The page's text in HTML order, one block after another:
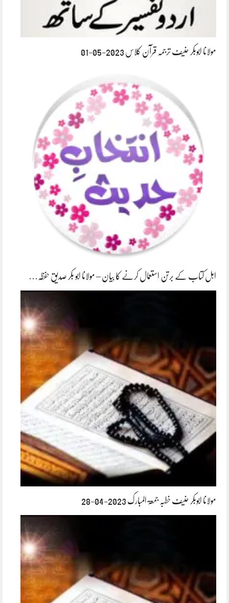
مولانا ابوبکر حنیف ترجمہ قرآن کلاس 2023-05-01
اہل کتاب کے برتن استعمال کرنے کا بیان – مولانا ابو بکر صدیق حفظہ…
مولانا ابوبکر حنیف خطبہ جمعۃ المبارک 2023-04-28